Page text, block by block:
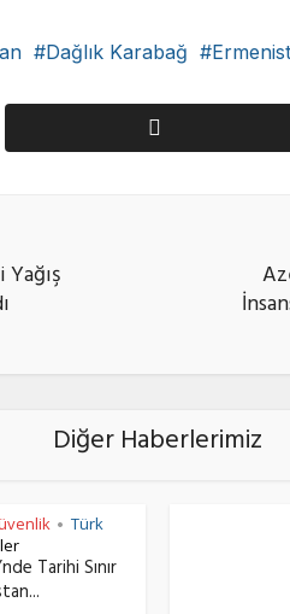
Dağlık Karabağ
Diğer Haberlerimiz
• Türk
Tarihi Sınır